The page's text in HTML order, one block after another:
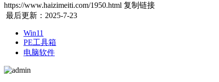
https://www.haizimeiti.com/1950.html 复制链接
最后更新：2025-7-23
Win11
PE工具箱
电脑软件